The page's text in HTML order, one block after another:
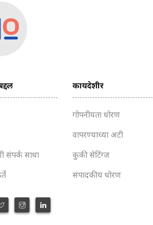
संपर्क साधा
कायदेशीर
गोपनीयता धोरण
वापरण्याच्या अटी
कुकी सेटिंग्ज
संपादकीय धोरण